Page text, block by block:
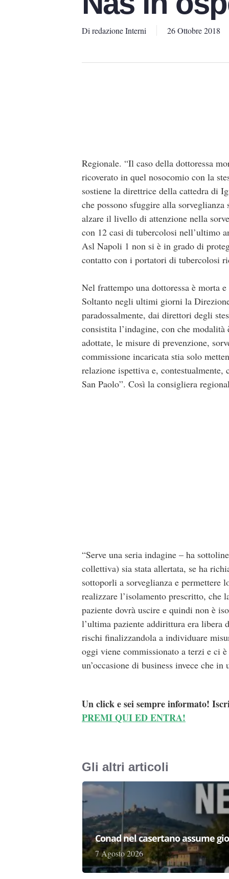
Di redazione Interni 26 Ottobre 2018
Regionale. “Il caso della dottoressa
ricoverato in quel nosocomio con la
sostiene la direttrice della cattedra di
che possono sfuggire alla
alzare il livello di attenzione nella
con 12 casi di tubercolosi nell’ultimo
Asl Napoli 1 non si è in grado di
contatto con i portatori di tubercolosi
Nel frattempo una dottoressa è morta
Soltanto negli ultimi giorni la
paradossalmente, dai direttori degli
consistita l’indagine, con che
adottate, le misure di prevenzione,
commissione incaricata stia solo
relazione ispettiva e,
San Paolo”. Così la consigliera
“Serve una seria indagine – ha
collettiva) sia stata allertata, se ha
sottoporli a sorveglianza e permettere
realizzare l’isolamento prescritto,
paziente dovrà uscire e quindi non è
l’ultima paziente addirittura era
rischi finalizzandola a individuare
oggi viene commissionato a terzi e ci
un’occasione di business invece che
Un click e sei sempre informato!
PREMI QUI ED ENTRA!
Gli altri articoli
Conad nel casertano assume
7 Agosto 2026